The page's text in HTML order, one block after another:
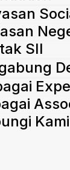
SII
Kami